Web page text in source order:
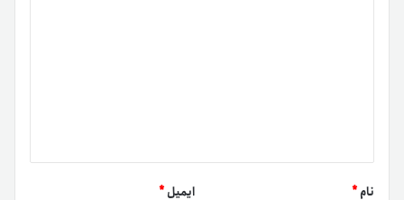
نام* ایمیل*